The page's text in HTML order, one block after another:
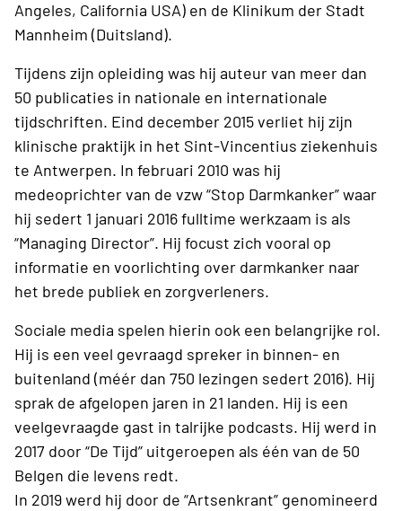
Angeles, California USA) en de Klinikum der Stadt
Mannheim (Duitsland).
Tijdens zijn opleiding was hij auteur van meer dan
50 publicaties in nationale en internationale
tijdschriften. Eind december 2015 verliet hij zijn
klinische praktijk in het Sint-Vincentius ziekenhuis
te Antwerpen. In februari 2010 was hij
medeoprichter van de vzw “Stop Darmkanker” waar
hij sedert 1 januari 2016 fulltime werkzaam is als
“Managing Director”. Hij focust zich vooral op
informatie en voorlichting over darmkanker naar
het brede publiek en zorgverleners.
Sociale media spelen hierin ook een belangrijke rol.
Hij is een veel gevraagd spreker in binnen- en
buitenland (méér dan 750 lezingen sedert 2016). Hij
sprak de afgelopen jaren in 21 landen. Hij is een
veelgevraagde gast in talrijke podcasts. Hij werd in
2017 door “De Tijd” uitgeroepen als één van de 50
Belgen die levens redt.
In 2019 werd hij door de “Artsenkrant” genomineerd